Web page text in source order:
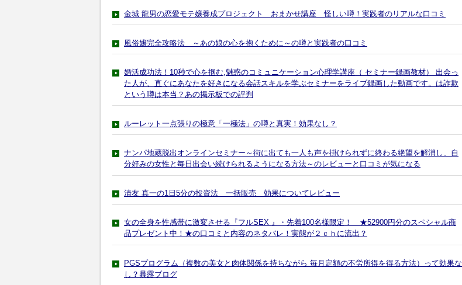
金城 龍男の恋愛モテ嬢養成プロジェクト おまかせ講座 怪しい噂！実践者のリアルな口コミ
風俗嬢完全攻略法 ～あの娘の心を抱くために～の噂と実践者の口コミ
婚活成功法！10秒で心を掴む,魅惑のコミュニケーション心理学講座（ セミナー録画教材） 出会っ
た人が、直ぐにあなたを好きになる会話スキルを学ぶセミナーをライブ録画した動画です。は詐欺
という噂は本当？あの掲示板での評判
ルーレット一点張りの極意「一極法」の噂と真実！効果なし？
ナンパ地蔵脱出オンラインセミナー～街に出ても一人も声を掛けられずに終わる絶望を解消し、自
分好みの女性と毎日出会い続けられるようになる方法～のレビューと口コミが気になる
清友 真一の1日5分の投資法 一括販売 効果についてレビュー
女の全身を性感帯に激変させる『フルSEX 』・先着100名様限定！ ★52900円分のスペシャル商
品プレゼント中！★の口コミと内容のネタバレ！実態が２ｃｈに流出？
PGSプログラム（複数の美女と肉体関係を持ちながら 毎月定額の不労所得を得る方法）って効果な
し？暴露ブログ